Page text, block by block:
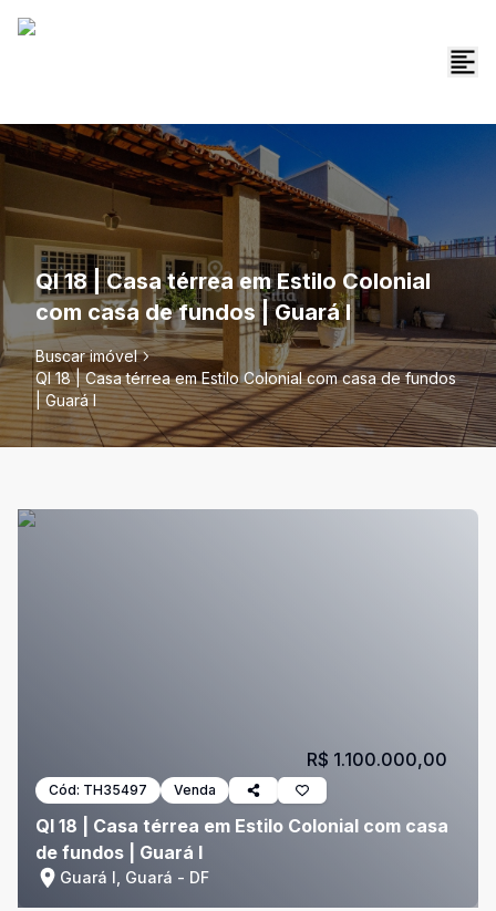
QI 18 | Casa térrea em Estilo Colonial
com casa de fundos | Guará I
Buscar imóvel
QI 18 | Casa térrea em Estilo Colonial com casa de fundos
| Guará I
Cód: TH35497 Venda
QI 18 | Casa térrea em Estilo Colonial com casa
de fundos | Guará I
Guará I, Guará - DF
R$ 1.100.000,00